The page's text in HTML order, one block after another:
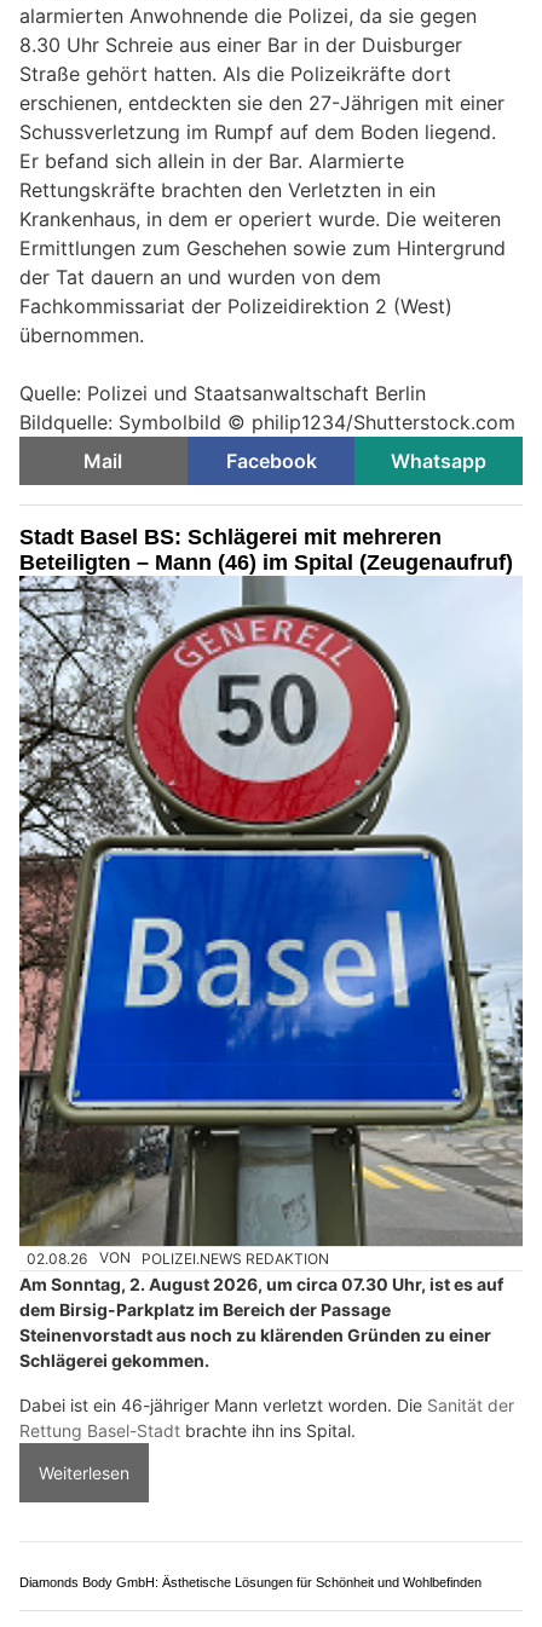
alarmierten Anwohnende die Polizei, da sie gegen
8.30 Uhr Schreie aus einer Bar in der Duisburger
Straße gehört hatten. Als die Polizeikräfte dort
erschienen, entdeckten sie den 27-Jährigen mit einer
Schussverletzung im Rumpf auf dem Boden liegend.
Er befand sich allein in der Bar. Alarmierte
Rettungskräfte brachten den Verletzten in ein
Krankenhaus, in dem er operiert wurde. Die weiteren
Ermittlungen zum Geschehen sowie zum Hintergrund
der Tat dauern an und wurden von dem
Fachkommissariat der Polizeidirektion 2 (West)
übernommen.
Quelle: Polizei und Staatsanwaltschaft Berlin
Bildquelle: Symbolbild © philip1234/Shutterstock.com
Mail
Facebook Whatsapp
Stadt Basel BS: Schlägerei mit mehreren
Beteiligten – Mann (46) im Spital (Zeugenaufruf)
02.08.26 VON POLIZEI.NEWS REDAKTION
Am Sonntag, 2. August 2026, um circa 07.30 Uhr, ist es auf
dem Birsig-Parkplatz im Bereich der Passage
Steinenvorstadt aus noch zu klärenden Gründen zu einer
Schlägerei gekommen.
Dabei ist ein 46-jähriger Mann verletzt worden. Die Sanität der
Rettung Basel-Stadt brachte ihn ins Spital.
Weiterlesen